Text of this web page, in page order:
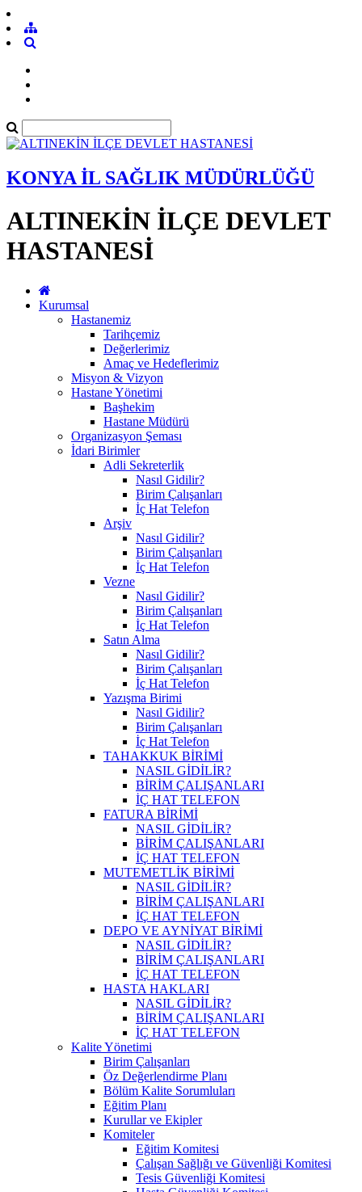
KONYA İL SAĞLIK MÜDÜRLÜĞÜ
ALTINEKİN İLÇE DEVLET
HASTANESİ
Kurumsal
Hastanemiz
Tarihçemiz
Değerlerimiz
Amaç ve Hedeflerimiz
Misyon & Vizyon
Hastane Yönetimi
Başhekim
Hastane Müdürü
Organizasyon Şeması
İdari Birimler
Adli Sekreterlik
Nasıl Gidilir?
Birim Çalışanları
İç Hat Telefon
Arşiv
Nasıl Gidilir?
Birim Çalışanları
İç Hat Telefon
Vezne
Nasıl Gidilir?
Birim Çalışanları
İç Hat Telefon
Satın Alma
Nasıl Gidilir?
Birim Çalışanları
İç Hat Telefon
Yazışma Birimi
Nasıl Gidilir?
Birim Çalışanları
İç Hat Telefon
TAHAKKUK BİRİMİ
NASIL GİDİLİR?
BİRİM ÇALIŞANLARI
İÇ HAT TELEFON
FATURA BİRİMİ
NASIL GİDİLİR?
BİRİM ÇALIŞANLARI
İÇ HAT TELEFON
MUTEMETLİK BİRİMİ
NASIL GİDİLİR?
BİRİM ÇALIŞANLARI
İÇ HAT TELEFON
DEPO VE AYNİYAT BİRİMİ
NASIL GİDİLİR?
BİRİM ÇALIŞANLARI
İÇ HAT TELEFON
HASTA HAKLARI
NASIL GİDİLİR?
BİRİM ÇALIŞANLARI
İÇ HAT TELEFON
Kalite Yönetimi
Birim Çalışanları
Öz Değerlendirme Planı
Bölüm Kalite Sorumluları
Eğitim Planı
Kurullar ve Ekipler
Komiteler
Eğitim Komitesi
Çalışan Sağlığı ve Güvenliği Komitesi
Tesis Güvenliği Komitesi